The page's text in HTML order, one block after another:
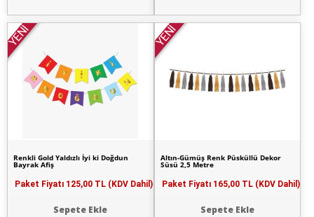
YENİ
Renkli Gold Yaldızlı İyi ki Doğdun
Bayrak Afiş
Paket Fiyatı 125,00 TL (KDV Dahil)
Sepete Ekle
YENİ
Altın-Gümüş Renk Püsküllü Dekor
Süsü 2,5 Metre
Paket Fiyatı 165,00 TL (KDV Dahil)
Sepete Ekle